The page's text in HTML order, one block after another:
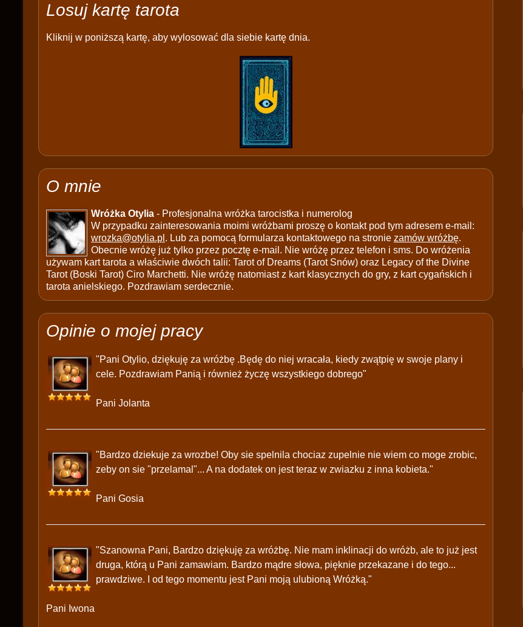
Losuj kartę tarota
Kliknij w poniższą kartę, aby wylosować dla siebie kartę dnia.
O mnie
Wróżka Otylia - Profesjonalna wróżka tarocistka i numerolog
W przypadku zainteresowania moimi wróżbami proszę o kontakt pod tym adresem e-mail:
wrozka@otylia.pl . Lub za pomocą formularza kontaktowego na stronie zamów wróżbę.
Obecnie wróżę już tylko przez pocztę e-mail. Nie wróżę przez telefon i sms. Do wróżenia
używam kart tarota a właściwie dwóch talii: Tarot of Dreams (Tarot Snów) oraz Legacy of the Divine
Tarot (Boski Tarot) Ciro Marchetti. Nie wróżę natomiast z kart klasycznych do gry, z kart cygańskich i
tarota anielskiego. Pozdrawiam serdecznie.
Opinie o mojej pracy
"Pani Otylio, dziękuję za wróżbę .Będę do niej wracała, kiedy zwątpię w swoje plany i
cele. Pozdrawiam Panią i również życzę wszystkiego dobrego"
Pani Jolanta
"Bardzo dziekuje za wrozbe! Oby sie spelnila chociaz zupelnie nie wiem co moge zrobic,
zeby on sie "przelamal"... A na dodatek on jest teraz w zwiazku z inna kobieta."
Pani Gosia
"Szanowna Pani, Bardzo dziękuję za wróżbę. Nie mam inklinacji do wróżb, ale to już jest
druga, którą u Pani zamawiam. Bardzo mądre słowa, pięknie przekazane i do tego...
prawdziwe. I od tego momentu jest Pani moją ulubioną Wróżką."
Pani Iwona